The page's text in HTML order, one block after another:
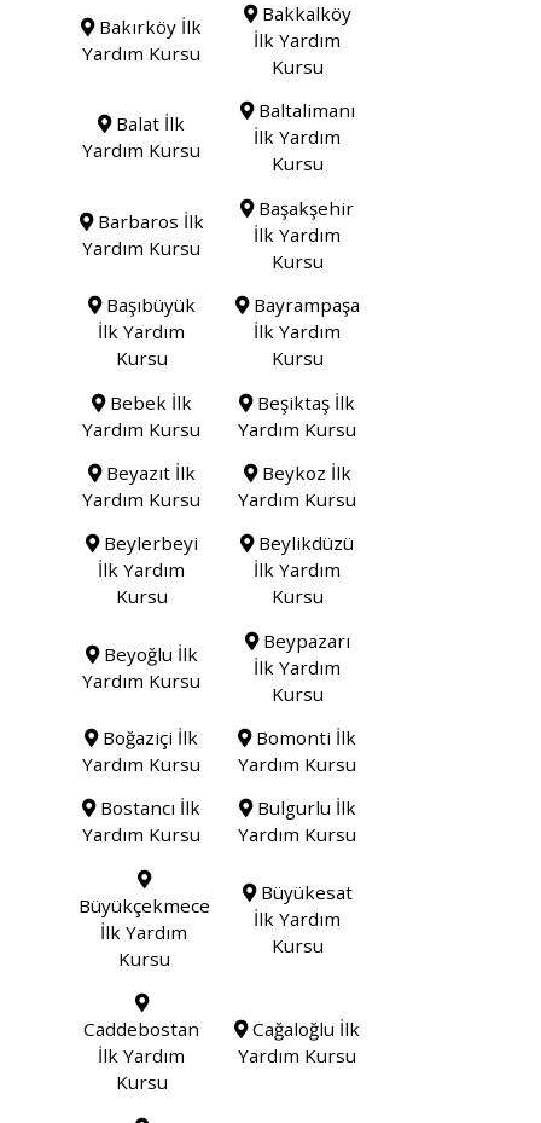
Bakırköy İlk
Yardım Kursu
Bakkalköy
İlk Yardım
Kursu
Balat İlk
Yardım Kursu
Baltalimanı
İlk Yardım
Kursu
Barbaros İlk
Yardım Kursu
Başakşehir
İlk Yardım
Kursu
Başıbüyük
İlk Yardım
Kursu
Bayrampaşa
İlk Yardım
Kursu
Bebek İlk
Yardım Kursu
Beşiktaş İlk
Yardım Kursu
Beyazıt İlk
Yardım Kursu
Beykoz İlk
Yardım Kursu
Beylerbeyi
İlk Yardım
Kursu
Beylikdüzü
İlk Yardım
Kursu
Beyoğlu İlk
Yardım Kursu
Beypazarı
İlk Yardım
Kursu
Boğaziçi İlk
Yardım Kursu
Bomonti İlk
Yardım Kursu
Bostancı İlk
Yardım Kursu
Bulgurlu İlk
Yardım Kursu
Büyükçekmece
İlk Yardım
Kursu
Büyükesat
İlk Yardım
Kursu
Caddebostan
İlk Yardım
Kursu
Cağaloğlu İlk
Yardım Kursu